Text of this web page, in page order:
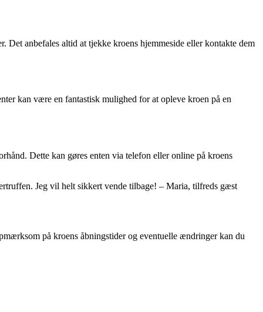
anbefales altid at tjekke kroens hjemmeside eller kontakte dem
kan være en fantastisk mulighed for at opleve kroen på en
Dette kan gøres enten via telefon eller online på kroens
Jeg vil helt sikkert vende tilbage! – Maria, tilfreds gæst
på kroens åbningstider og eventuelle ændringer kan du